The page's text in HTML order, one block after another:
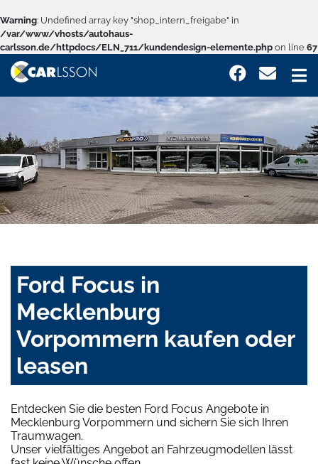
Warning: Undefined array key "shop_intern_freigabe" in
/var/www/vhosts/autohaus-
carlsson.de/httpdocs/ELN_711/kundendesign-elemente.php on line 67
Ford Focus in
Mecklenburg
Vorpommern kaufen oder
leasen
Entdecken Sie die besten Ford Focus Angebote in
Mecklenburg Vorpommern und sichern Sie sich Ihren
Traumwagen.
Unser vielfältiges Angebot an Fahrzeugmodellen lässt